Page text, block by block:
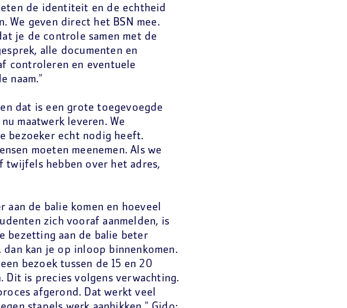
de identiteit en de echtheid
We geven direct het BSN mee.
je de controle samen met de
alle documenten en
controleren en eventuele
naam."
dat is een grote toegevoegde
maatwerk leveren. We
bezoeker echt nodig heeft.
moeten meenemen. Als we
hebben over het adres,
aan de balie komen en hoeveel
zich vooraf aanmelden, is
bezetting aan de balie beter
kan je op inloop binnenkomen.
bezoek tussen de 15 en 20
Dit is precies volgens verwachting.
afgerond. Dat werkt veel